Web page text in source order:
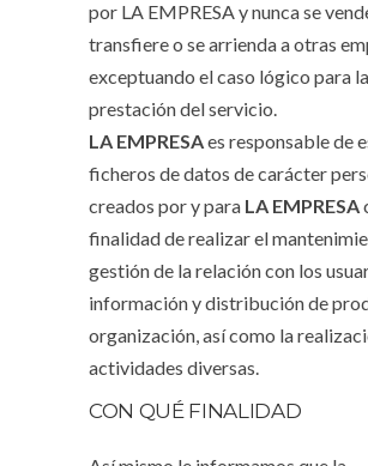
por LA EMPRESA y nunca se
transfiere o se arrienda a otras
exceptuando el caso lógico para la
prestación del servicio.
LA EMPRESAes responsable de
ficheros de datos de carácter
creados por y para LA EMPRESA
finalidad de realizar el
gestión de la relación con los
información y distribución de
organización, así como la
actividades diversas.
CON QUÉ FINALIDAD